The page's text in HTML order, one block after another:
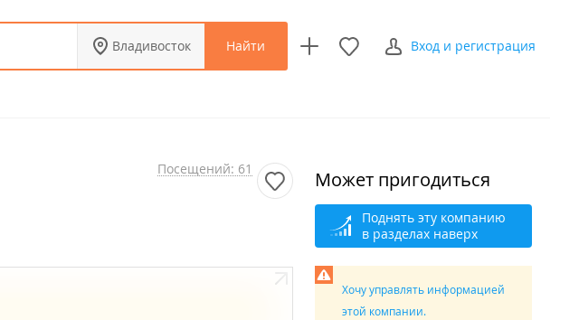
Владивосток Найти Вход и регистрация
Посещений: 61 Может пригодиться
Поднять эту компанию
в разделах наверх
Хочу управлять информацией
этой компании.